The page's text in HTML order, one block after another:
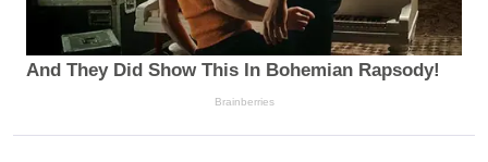
And They Did Show This In Bohemian Rapsody!
Brainberries